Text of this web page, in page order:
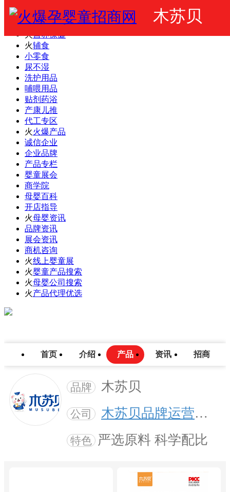
木苏贝
火爆婴童网
婴幼儿奶粉
火营养保健
火辅食
小零食
尿不湿
洗护用品
哺喂用品
贴剂药浴
产康儿推
代工专区
火火爆产品
诚信企业
企业品牌
产品专栏
婴童展会
商学院
母婴百科
开店指导
火母婴资讯
品牌资讯
展会资讯
商机咨询
火线上婴童展
火婴童产品搜索
火母婴公司搜索
火产品代理优选
首页 介绍 产品 资讯 招商
品牌 木苏贝
公司 木苏贝品牌运营中心
特色 严选原料 科学配比